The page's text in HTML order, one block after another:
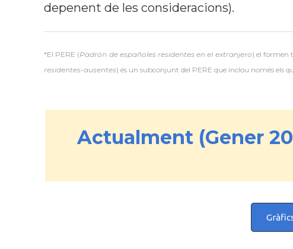
depenent de les consideracions).
*El PERE (Padrón de españoles residentes en el extranjero) el formen
residentes-ausentes) és un subconjunt del PERE que inclou només els
Actualment (Gener